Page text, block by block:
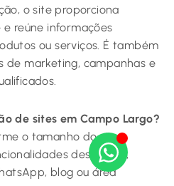
o site proporciona
reúne informações
ou serviços. É também
de marketing, campanhas e
de sites em Campo Largo?
o tamanho do site,
desejadas,
blog ou área